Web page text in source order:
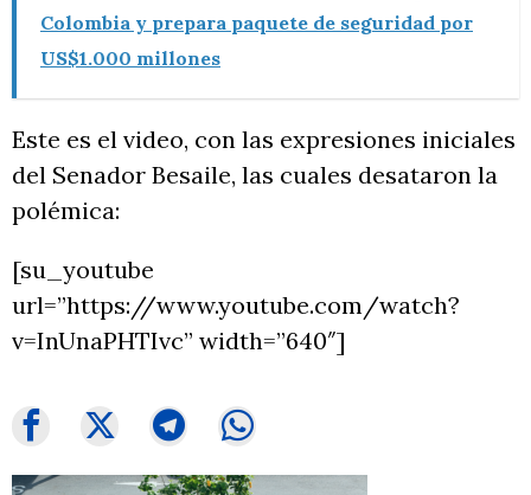
Colombia y prepara paquete de seguridad por
US$1.000 millones
Este es el video, con las expresiones iniciales
del Senador Besaile, las cuales desataron la
polémica:
[su_youtube
url=”https://www.youtube.com/watch?
v=InUnaPHTIvc” width=”640″]